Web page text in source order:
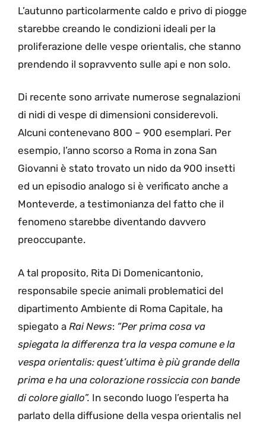
L’autunno particolarmente caldo e privo di piogge
starebbe creando le condizioni ideali per la
proliferazione delle vespe orientalis, che stanno
prendendo il sopravvento sulle api e non solo.
Di recente sono arrivate numerose segnalazioni
di nidi di vespe di dimensioni considerevoli.
Alcuni contenevano 800 – 900 esemplari. Per
esempio, l’anno scorso a Roma in zona San
Giovanni è stato trovato un nido da 900 insetti
ed un episodio analogo si è verificato anche a
Monteverde, a testimonianza del fatto che il
fenomeno starebbe diventando davvero
preoccupante.
A tal proposito, Rita Di Domenicantonio,
responsabile specie animali problematici del
dipartimento Ambiente di Roma Capitale, ha
spiegato a Rai News: “Per prima cosa va
spiegata la differenza tra la vespa comune e la
vespa orientalis: quest’ultima è più grande della
prima e ha una colorazione rossiccia con bande
di colore giallo”. In secondo luogo l’esperta ha
parlato della diffusione della vespa orientalis nel